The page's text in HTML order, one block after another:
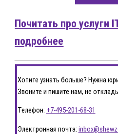
Почитать про услуги
подробнее
Хотите узнать больше? Нужна
Звоните и пишите нам, не
Телефон: +7-495-201-68-31
Электронная почта: